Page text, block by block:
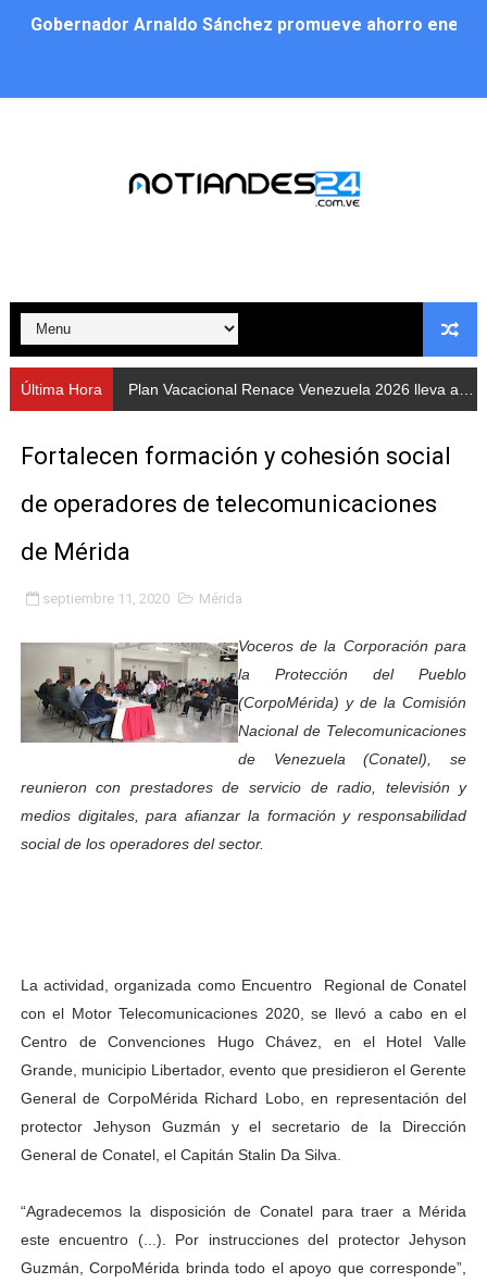
Gobernador Arnaldo Sánchez promueve ahorro
Cuerpos de Seguridad activaron operativos
Alcaldía de Libertador impulsa el Plan Ofensiva
Cidata y el Observatorio Astronómico Nacional de
Concejo Municipal de Zea celebra distinción de
CIEPROL-ULA distingue al municipio Zea como
Plan Quirúrgico Regional llega a Pueblo Llano con la
Iaanem graduó a bebés de Mérida en jornada de
Iahula pone en marcha protocolo de triaje psicosocial
Arranca en Rivas Dávila el Plan de Renovación de
Alcalde Nelson Álvarez llevó jornada recreativa a la
CorpoMérida continúa con ciclos de formación
Fundacite culmina primera etapa de su Plan Vacacional
Nevado Gas optimiza servicio residencial en la
Alcaldía del Municipio Libertador realizó una jornada
Fundacite Mérida dicta taller gratuito de electrónica
INN-Mérida celebró el Lacto grado para promover el
Impulsan plan estratégico de seguridad ciudadana
Última Hora Plan Vacacional Renace Venezuela 2026 lleva actividades recreativas a Los Guaimaros
Fortalecen formación y cohesión social
de operadores de telecomunicaciones
de Mérida
septiembre 11, 2020 Mérida
Voceros de la Corporación para
la Protección del Pueblo
(CorpoMérida) y de la Comisión
Nacional de Telecomunicaciones
de Venezuela (Conatel), se
reunieron con prestadores de servicio de radio, televisión y
medios digitales, para afianzar la formación y responsabilidad
social de los operadores del sector.
La actividad, organizada como Encuentro Regional de Conatel
con el Motor Telecomunicaciones 2020, se llevó a cabo en el
Centro de Convenciones Hugo Chávez, en el Hotel Valle
Grande, municipio Libertador, evento que presidieron el Gerente
General de CorpoMérida Richard Lobo, en representación del
protector Jehyson Guzmán y el secretario de la Dirección
General de Conatel, el Capitán Stalin Da Silva.
“Agradecemos la disposición de Conatel para traer a Mérida
este encuentro (...). Por instrucciones del protector Jehyson
Guzmán, CorpoMérida brinda todo el apoyo que corresponde”,